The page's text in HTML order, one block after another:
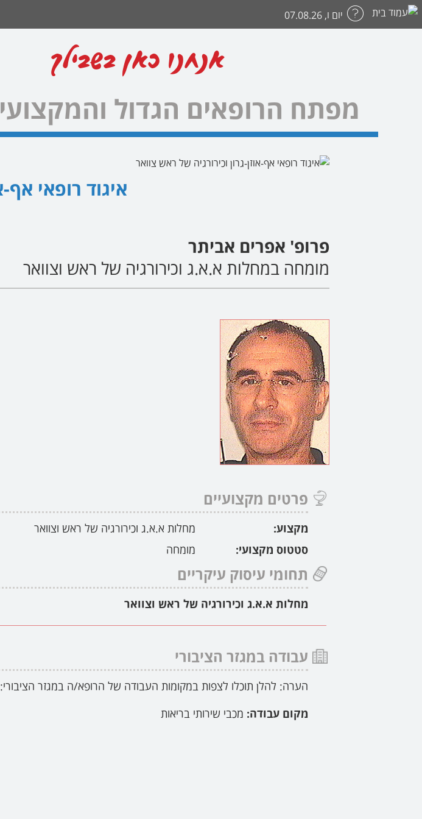
יום ו, 07.08.26
אנחנו כאן בשבילך
מפתח הרופאים הגדול והמקצועי
איגוד רופאי
פרופ' אפרים אביתר
מומחה במחלות א.א.ג וכירורגיה של ראש וצוואר
פרטים מקצועיים
מקצוע:
מחלות א.א.ג וכירורגיה של ראש וצוואר
סטטוס מקצועי:
מומחה
תחומי עיסוק עיקריים
מחלות א.א.ג וכירורגיה של ראש וצוואר
עבודה במגזר הציבורי
הערה: להלן תוכלו לצפות במקומות העבודה של הרופא/ה במגזר הציבורי:
מקום עבודה:מכבי שירותי בריאות